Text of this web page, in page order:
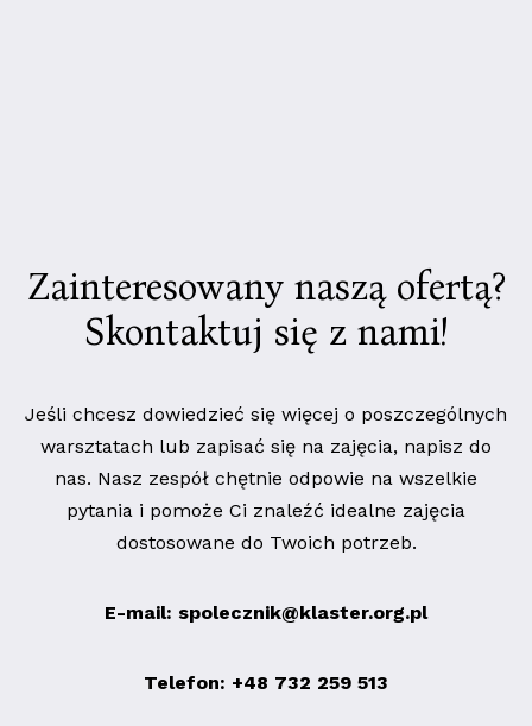
Zainteresowany naszą ofertą?
Skontaktuj się z nami!
Jeśli chcesz dowiedzieć się więcej o poszczególnych
warsztatach lub zapisać się na zajęcia, napisz do
nas. Nasz zespół chętnie odpowie na wszelkie
pytania i pomoże Ci znaleźć idealne zajęcia
dostosowane do Twoich potrzeb.
E-mail: spolecznik@klaster.org.pl
Telefon: +48 732 259 513
Kontakt
732 259 513